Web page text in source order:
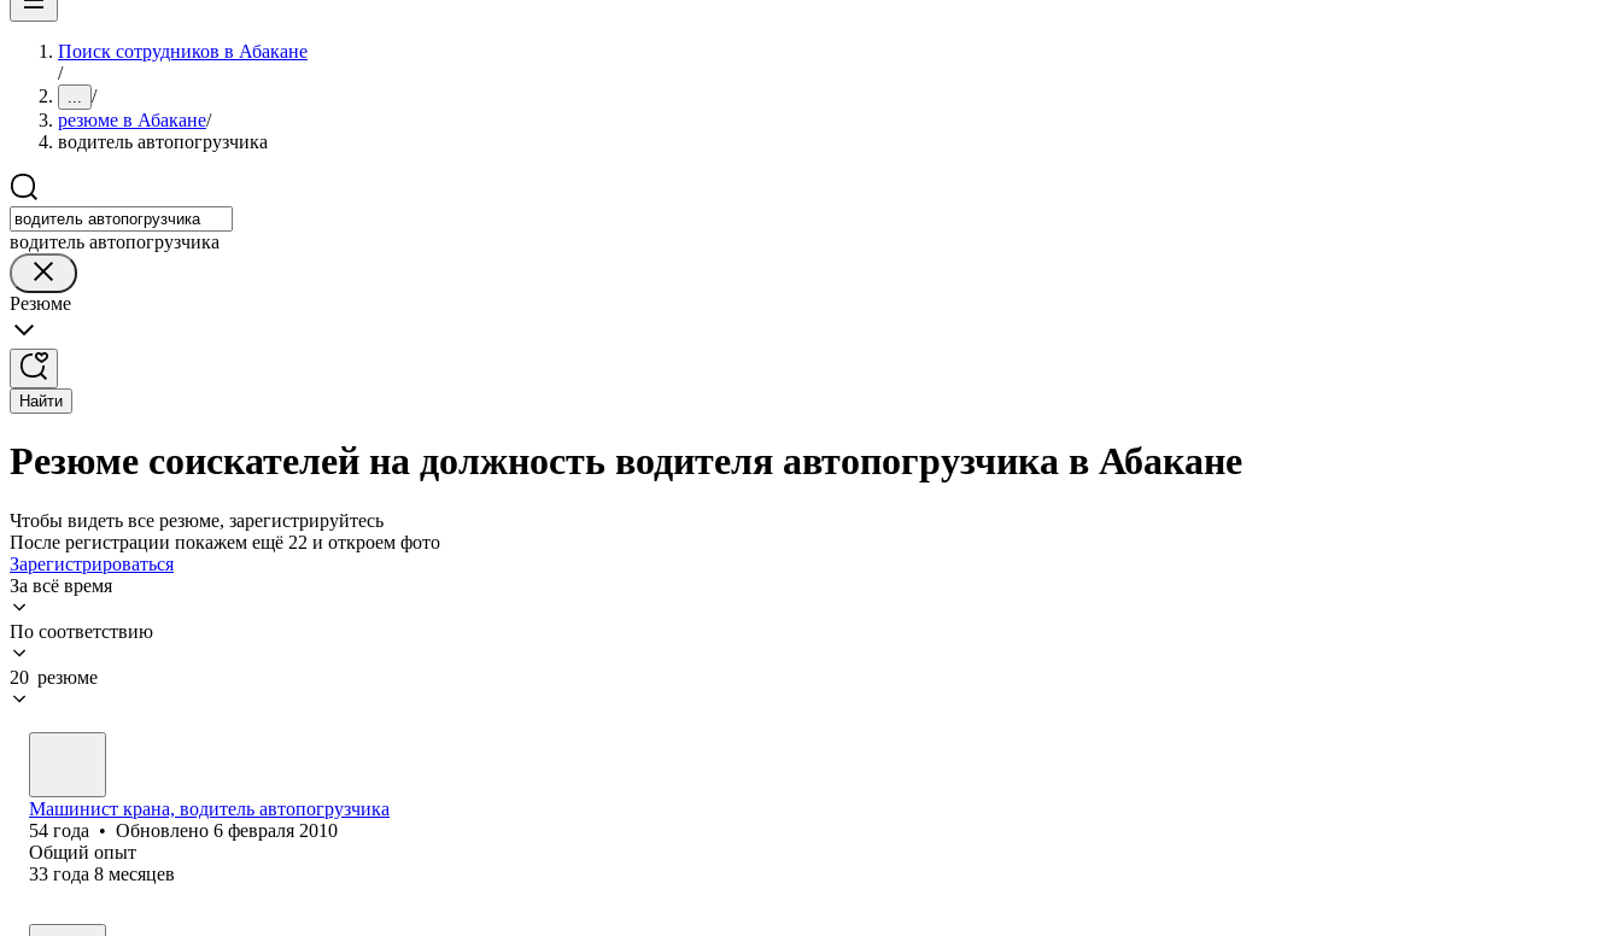
Поиск сотрудников в Абакане
/
... /
резюме в Абакане/
водитель автопогрузчика
водитель автопогрузчика
Резюме
Найти
Резюме соискателей на должность водителя автопогрузчика в Абакане
Чтобы видеть все резюме, зарегистрируйтесь
После регистрации покажем ещё 22 и откроем фото
Зарегистрироваться
За всё время
По соответствию
20 резюме
Машинист крана, водитель автопогрузчика
54 года • Обновлено 6 февраля 2010
Общий опыт
33 года 8 месяцев